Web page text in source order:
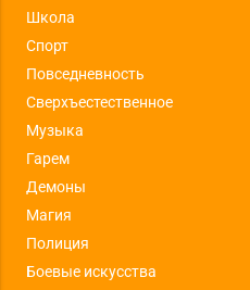
Школа
Спорт
Повседневность
Сверхъестественное
Музыка
Гарем
Демоны
Магия
Полиция
Боевые искусства